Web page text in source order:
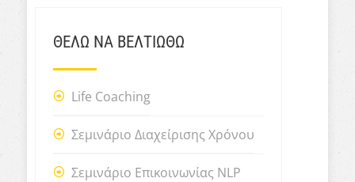
ΘΕΛΩ ΝΑ ΒΕΛΤΙΩΘΩ
Life Coaching
Σεμινάριο Διαχείρισης Χρόνου
Σεμινάριο Επικοινωνίας NLP